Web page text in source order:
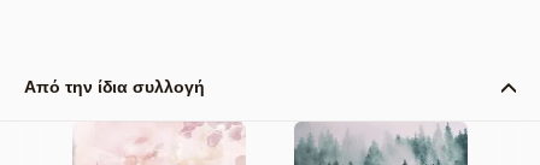
Από την ίδια συλλογή